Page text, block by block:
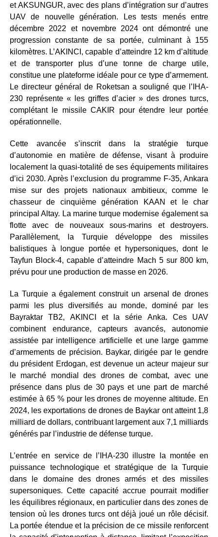
et AKSUNGUR, avec des plans d’intégration sur d’autres
UAV de nouvelle génération. Les tests menés entre
décembre 2022 et novembre 2024 ont démontré une
progression constante de sa portée, culminant à 155
kilomètres. L’AKINCI, capable d’atteindre 12 km d’altitude
et de transporter plus d’une tonne de charge utile,
constitue une plateforme idéale pour ce type d’armement.
Le directeur général de Roketsan a souligné que l’IHA-
230 représente « les griffes d’acier » des drones turcs,
complétant le missile CAKIR pour étendre leur portée
opérationnelle.
Cette avancée s’inscrit dans la stratégie turque
d’autonomie en matière de défense, visant à produire
localement la quasi-totalité de ses équipements militaires
d’ici 2030. Après l’exclusion du programme F-35, Ankara
mise sur des projets nationaux ambitieux, comme le
chasseur de cinquième génération KAAN et le char
principal Altay. La marine turque modernise également sa
flotte avec de nouveaux sous-marins et destroyers.
Parallèlement, la Turquie développe des missiles
balistiques à longue portée et hypersoniques, dont le
Tayfun Block-4, capable d’atteindre Mach 5 sur 800 km,
prévu pour une production de masse en 2026.
La Turquie a également construit un arsenal de drones
parmi les plus diversifiés au monde, dominé par les
Bayraktar TB2, AKINCI et la série Anka. Ces UAV
combinent endurance, capteurs avancés, autonomie
assistée par intelligence artificielle et une large gamme
d’armements de précision. Baykar, dirigée par le gendre
du président Erdogan, est devenue un acteur majeur sur
le marché mondial des drones de combat, avec une
présence dans plus de 30 pays et une part de marché
estimée à 65 % pour les drones de moyenne altitude. En
2024, les exportations de drones de Baykar ont atteint 1,8
milliard de dollars, contribuant largement aux 7,1 milliards
générés par l’industrie de défense turque.
L’entrée en service de l’IHA-230 illustre la montée en
puissance technologique et stratégique de la Turquie
dans le domaine des drones armés et des missiles
supersoniques. Cette capacité accrue pourrait modifier
les équilibres régionaux, en particulier dans des zones de
tension où les drones turcs ont déjà joué un rôle décisif.
La portée étendue et la précision de ce missile renforcent